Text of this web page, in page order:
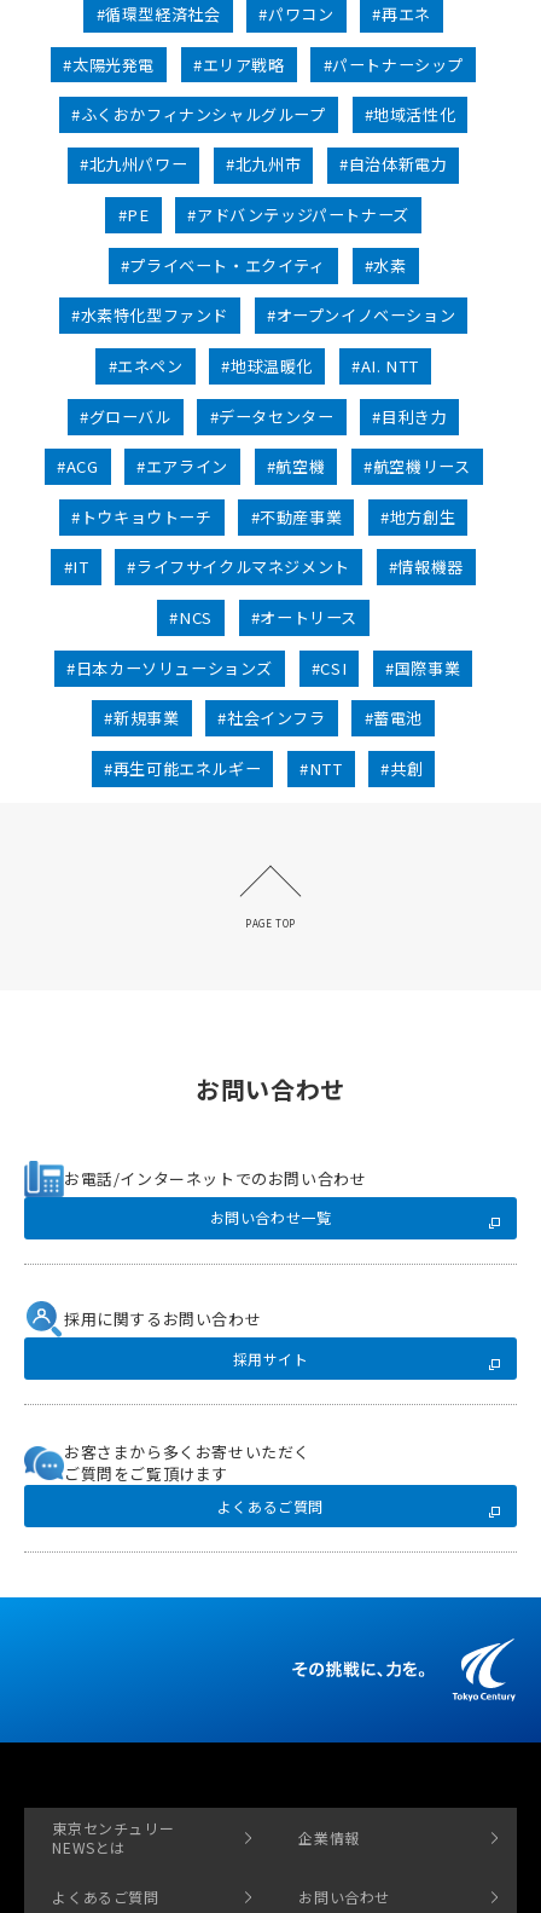
#循環型経済社会 #パワコン #再エネ
#太陽光発電 #エリア戦略 #パートナーシップ
#ふくおかフィナンシャルグループ #地域活性化
#北九州パワー #北九州市 #自治体新電力
#PE #アドバンテッジパートナーズ
#プライベート・エクイティ #水素
#水素特化型ファンド #オープンイノベーション
#エネペン #地球温暖化 #AI. NTT
#グローバル #データセンター #目利き力
#ACG #エアライン #航空機 #航空機リース
#トウキョウトーチ #不動産事業 #地方創生
#IT #ライフサイクルマネジメント #情報機器
#NCS #オートリース
#日本カーソリューションズ #CSI #国際事業
#新規事業 #社会インフラ #蓄電池
#再生可能エネルギー #NTT #共創
PAGE TOP
お問い合わせ
お電話/インターネットでのお問い合わせ
お問い合わせ一覧
採用に関するお問い合わせ
採用サイト
お客さまから多くお寄せいただく
ご質問をご覧頂けます
よくあるご質問
東京センチュリー
NEWSとは
企業情報
よくあるご質問 お問い合わせ